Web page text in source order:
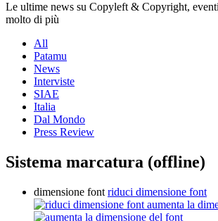
Le ultime news su Copyleft & Copyright,
molto di più
All
Patamu
News
Interviste
SIAE
Italia
Dal Mondo
Press Review
Sistema marcatura (offline)
dimensione font riduci dimensione font
aumenta la